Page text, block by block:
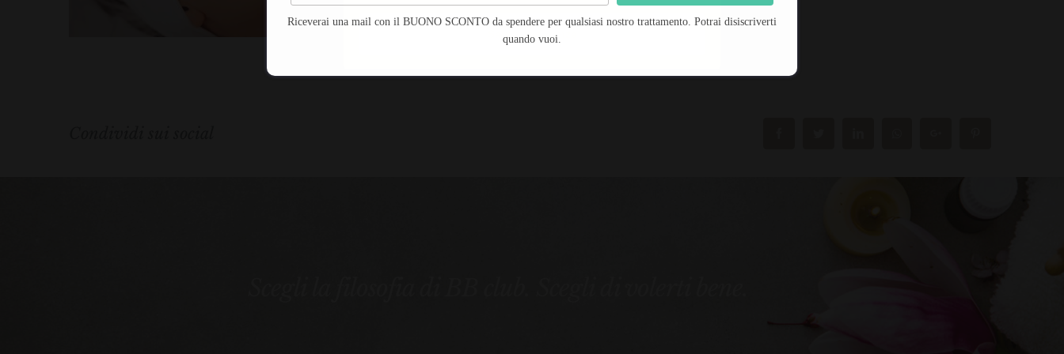
Salva preferenze
75 MIN € 90.00 – PRENOTA SUBITO!
Riceverai una mail con il BUONO SCONTO da spendere per qualsiasi nostro trattamento. Potrai disiscriverti
quando vuoi.